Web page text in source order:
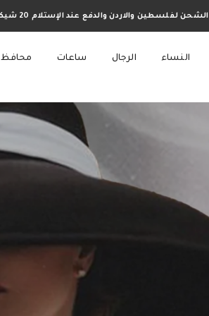
الشحن لفلسطين والاردن والدفع عند الإستلام 20 شيكل ,القدس 30 شيكل, الداخل 60
النساء الرجال ساعات محافظ